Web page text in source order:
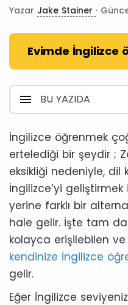
Yazar Jake Stainer ·
Evimde İngilizce
BU YAZIDA
İngilizce öğrenmek
ertelediği bir şeydir ;
eksikliği nedeniyle,
İngilizce’yi
yerine farklı bir
hale gelir. İşte tam
kolayca erişilebilen
kendinize İngilizce
gelir.
Eğer İngilizce